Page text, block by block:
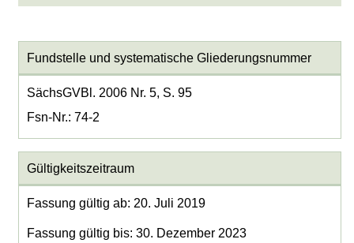
Fundstelle und systematische Gliederungsnummer
SächsGVBl. 2006 Nr. 5, S. 95
Fsn-Nr.: 74-2
Gültigkeitszeitraum
Fassung gültig ab: 20. Juli 2019
Fassung gültig bis: 30. Dezember 2023